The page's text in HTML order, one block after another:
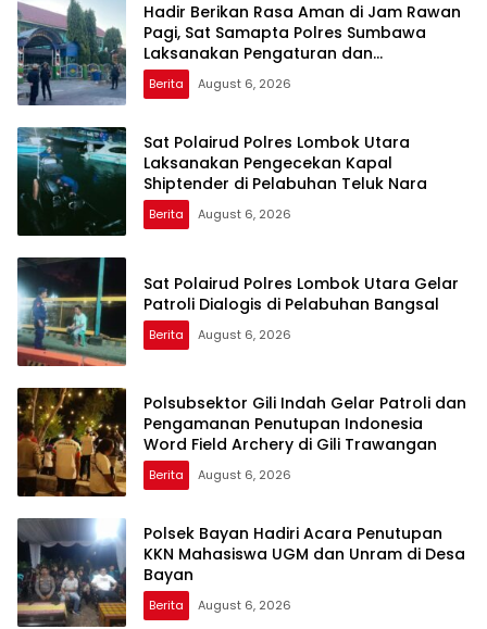
Hadir Berikan Rasa Aman di Jam Rawan
Pagi, Sat Samapta Polres Sumbawa
Laksanakan Pengaturan dan
Penyeberangan Pelajar
Berita August 6, 2026
Sat Polairud Polres Lombok Utara
Laksanakan Pengecekan Kapal
Shiptender di Pelabuhan Teluk Nara
Berita August 6, 2026
Sat Polairud Polres Lombok Utara Gelar
Patroli Dialogis di Pelabuhan Bangsal
Berita August 6, 2026
Polsubsektor Gili Indah Gelar Patroli dan
Pengamanan Penutupan Indonesia
Word Field Archery di Gili Trawangan
Berita August 6, 2026
Polsek Bayan Hadiri Acara Penutupan
KKN Mahasiswa UGM dan Unram di Desa
Bayan
Berita August 6, 2026